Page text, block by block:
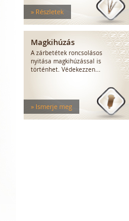
» Részletek
Magkihúzás
A zárbetétek roncsolásos
nyitása magkihúzással is
történhet. Védekezzen...
» Ismerje meg